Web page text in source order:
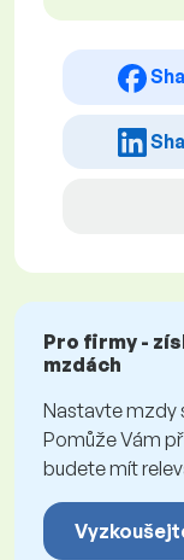
Pro firmy -
mzdách
Nastavte mzdy
Pomůže Vám
budete mít